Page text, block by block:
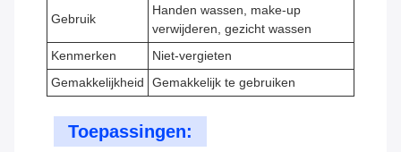
Gebruik
Handen wassen, make-up
verwijderen, gezicht wassen
Kenmerken
Niet-vergieten
Gemakkelijkheid
Gemakkelijk te gebruiken
Toepassingen: